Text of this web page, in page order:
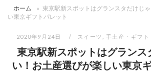
ホーム » 東京駅新スポットはグランスタだけじ
い東京ギフトパレット
2020年9月24日 スイーツ 手土産・ギフト
東京駅新スポットはグランス
い！お土産選びが楽しい東京